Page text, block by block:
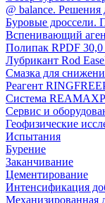
@ balance. Решения
Буровые дроссели.
Вспенивающий
Полипак RPDF
Лубрикант Rod Ease
Смазка для
Реагент RINGFREE
Система REAMAX
Сервис и
Геофизические
Испытания
Бурение
Заканчивание
Цементирование
Интенсификация
Механизированная